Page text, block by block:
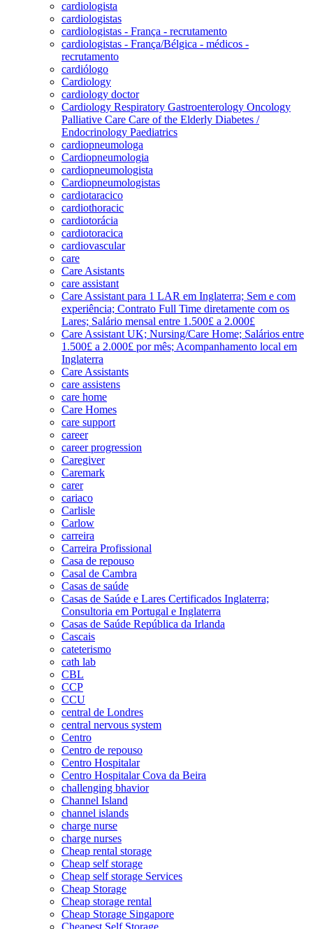
cardiologista
cardiologistas
cardiologistas - França - recrutamento
cardiologistas - França/Bélgica - médicos -
recrutamento
cardiólogo
Cardiology
cardiology doctor
Cardiology Respiratory Gastroenterology Oncology
Palliative Care Care of the Elderly Diabetes /
Endocrinology Paediatrics
cardiopneumologa
Cardiopneumologia
cardiopneumologista
Cardiopneumologistas
cardiotaracico
cardiothoracic
cardiotorácia
cardiotoracica
cardiovascular
care
Care Asistants
care assistant
Care Assistant para 1 LAR em Inglaterra; Sem e com
experiência; Contrato Full Time diretamente com os
Lares; Salário mensal entre 1.500£ a 2.000£
Care Assistant UK; Nursing/Care Home; Salários entre
1.500£ a 2.000£ por mês; Acompanhamento local em
Inglaterra
Care Assistants
care assistens
care home
Care Homes
care support
career
career progression
Caregiver
Caremark
carer
cariaco
Carlisle
Carlow
carreira
Carreira Profissional
Casa de repouso
Casal de Cambra
Casas de saúde
Casas de Saúde e Lares Certificados Inglaterra;
Consultoria em Portugal e Inglaterra
Casas de Saúde República da Irlanda
Cascais
cateterismo
cath lab
CBL
CCP
CCU
central de Londres
central nervous system
Centro
Centro de repouso
Centro Hospitalar
Centro Hospitalar Cova da Beira
challenging bhavior
Channel Island
channel islands
charge nurse
charge nurses
Cheap rental storage
Cheap self storage
Cheap self storage Services
Cheap Storage
Cheap storage rental
Cheap Storage Singapore
Cheapest Self Storage